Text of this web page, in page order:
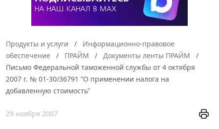
Продукты и услуги
Информационно-правовое
обеспечение
ПРАЙМ
Документы ленты ПРАЙМ
Письмо Федеральной таможенной службы от 4 октября
2007 г. № 01-30/36791 “О применении налога на
добавленную стоимость”
29 ноября 2007